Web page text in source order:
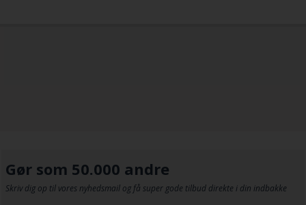
Gør som 50.000 andre
Skriv dig op til vores nyhedsmail og få super gode tilbud direkte i din indbakke